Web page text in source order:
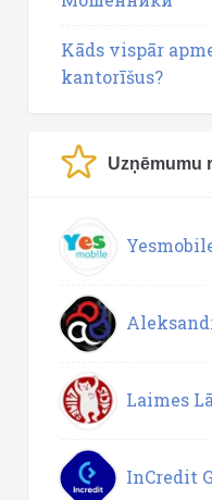
Kāds vispār
kantorīšus?
Uzņēmumu
Laimes
InCredit